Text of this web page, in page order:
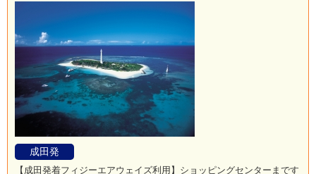
成田発
【成田発着フィジーエアウェイズ利用】ショッピングセンターまです